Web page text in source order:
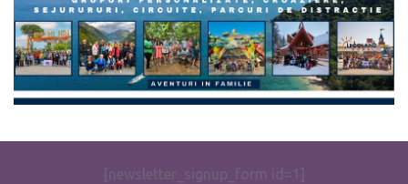
[newsletter_signup_form id=1]